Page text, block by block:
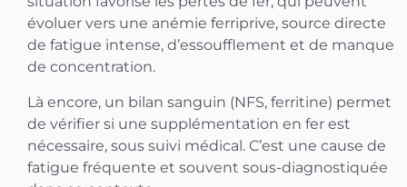
évoluer vers une anémie ferriprive, source directe
de fatigue intense, d’essoufflement et de manque
de concentration.
Là encore, un bilan sanguin (NFS, ferritine) permet
de vérifier si une supplémentation en fer est
nécessaire, sous suivi médical. C’est une cause de
fatigue fréquente et souvent sous-diagnostiquée